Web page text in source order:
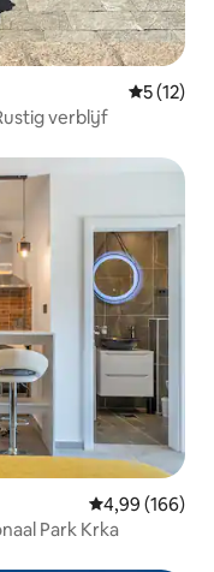
5 (12)
verblijf
Gemiddelde
4,99 (166)
Park Krka